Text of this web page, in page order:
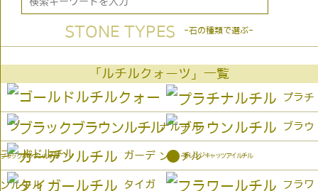
STONE TYPES -石の種類で選ぶ-
「ルチルクォーツ」一覧
ゴールドルチル
プラチ
ナルチル
ブラックブラウンルチル
ブラウ
ンルチル
ガーデ
ンルチル
● オレンジキャッツアイルチル
タイガ フラワ